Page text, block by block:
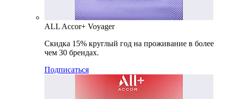
ALL Accor+ Voyager
Скидка 15% круглый год на проживание в более
чем 30 брендах.
Подписаться